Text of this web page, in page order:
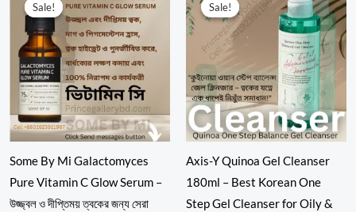
Sale!
Sale!
Some By Mi Galactomyces
Pure Vitamin C Glow Serum –
উজ্জ্বল ও দীপ্তিময় ত্বকের জন্য সেরা
was:
2,050.00৳ .
is:
1,590.00৳ .
Sale!
Sale!
Axis-Y Quinoa Gel Cleanser
180ml – Best Korean One
Step Gel Cleanser for Oily &
was:
1,850.00৳ .
is:
1,480.00৳ .